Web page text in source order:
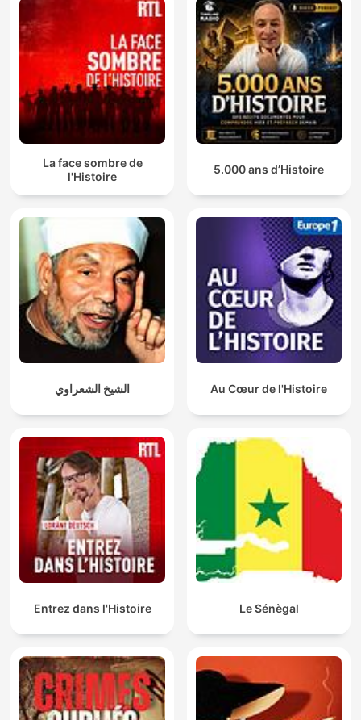
La face sombre de
l'Histoire
5.000 ans d’Histoire
الشيخ الشعراوي Au Cœur de l'Histoire
Entrez dans l'Histoire Le Sénègal